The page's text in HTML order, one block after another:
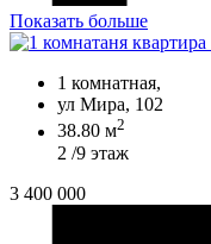
Показать больше
1 комнатная,
ул Мира, 102
38.80 м2
2 /9 этаж
3 400 000